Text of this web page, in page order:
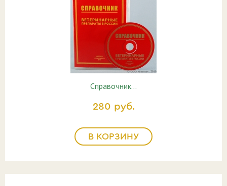
Справочник…
280 руб.
В КОРЗИНУ